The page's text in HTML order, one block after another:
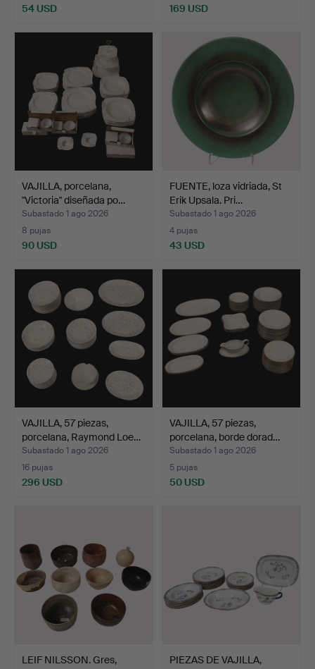
54 USD 169 USD
VAJILLA, porcelana,
"Victoria" diseñada po…
Subastado 1 ago 2026
8 pujas
90 USD
FUENTE, loza vidriada, St
Erik Upsala. Pri…
Subastado 1 ago 2026
4 pujas
43 USD
VAJILLA, 57 piezas,
porcelana, Raymond Loe…
Subastado 1 ago 2026
16 pujas
296 USD
VAJILLA, 57 piezas,
porcelana, borde dorad…
Subastado 1 ago 2026
5 pujas
50 USD
LEIF NILSSON. Gres,
PIEZAS DE VAJILLA,